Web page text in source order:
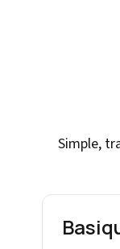
Simple,